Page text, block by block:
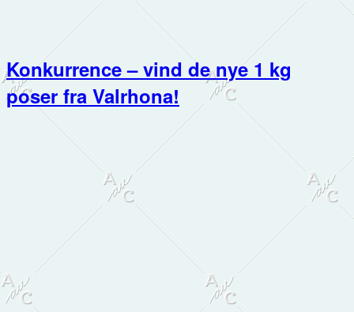
Konkurrence – vind de nye 1 kg
poser fra Valrhona!